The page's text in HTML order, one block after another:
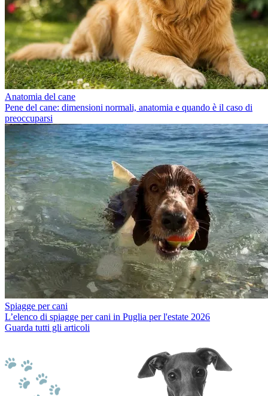
Anatomia del cane
Pene del cane: dimensioni normali, anatomia e quando è il caso di
preoccuparsi
Spiagge per cani
L’elenco di spiagge per cani in Puglia per l'estate 2026
Guarda tutti gli articoli